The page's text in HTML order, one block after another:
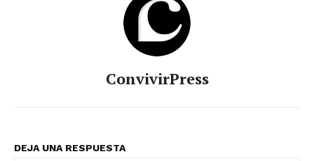
ConvivirPress
DEJA UNA RESPUESTA